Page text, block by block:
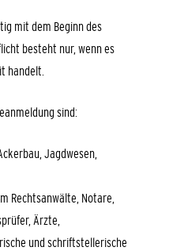
mit dem Beginn des
besteht nur, wenn es
handelt.
sind:
Jagdwesen,
Rechtsanwälte, Notare,
Ärzte,
und schriftstellerische